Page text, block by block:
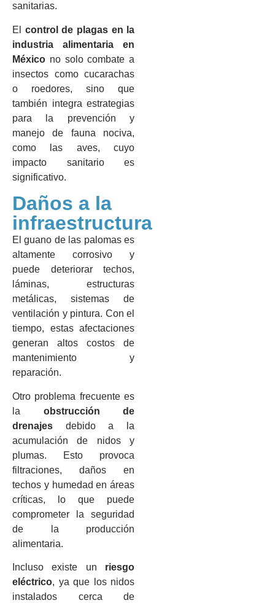
sanitarias.
El control de plagas en la
industria alimentaria en
México no solo combate a
insectos como cucarachas
o roedores, sino que
también integra estrategias
para la prevención y
manejo de fauna nociva,
como las aves, cuyo
impacto sanitario es
significativo.
Daños a la
infraestructura
El guano de las palomas es
altamente corrosivo y
puede deteriorar techos,
láminas, estructuras
metálicas, sistemas de
ventilación y pintura. Con el
tiempo, estas afectaciones
generan altos costos de
mantenimiento y
reparación.
Otro problema frecuente es
la obstrucción de
drenajes debido a la
acumulación de nidos y
plumas. Esto provoca
filtraciones, daños en
techos y humedad en áreas
críticas, lo que puede
comprometer la seguridad
de la producción
alimentaria.
Incluso existe un riesgo
eléctrico, ya que los nidos
instalados cerca de